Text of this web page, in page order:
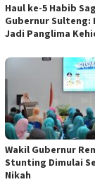
Haul ke-5 Habib
Gubernur Sulteng:
Jadi Panglima
Wakil Gubernur
Stunting Dimulai
Nikah